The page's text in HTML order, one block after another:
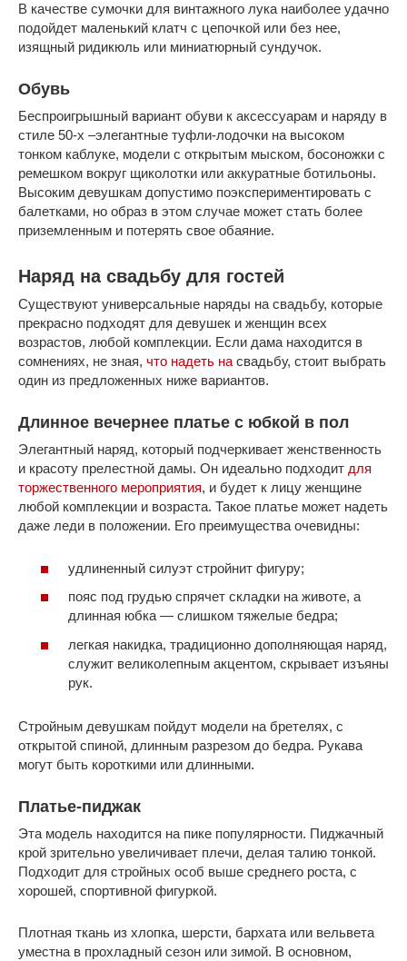
В качестве сумочки для винтажного лука наиболее удачно
подойдет маленький клатч с цепочкой или без нее,
изящный ридикюль или миниатюрный сундучок.
Обувь
Беспроигрышный вариант обуви к аксессуарам и наряду в
стиле 50-х –элегантные туфли-лодочки на высоком
тонком каблуке, модели с открытым мыском, босоножки с
ремешком вокруг щиколотки или аккуратные ботильоны.
Высоким девушкам допустимо поэкспериментировать с
балетками, но образ в этом случае может стать более
приземленным и потерять свое обаяние.
Наряд на свадьбу для гостей
Существуют универсальные наряды на свадьбу, которые
прекрасно подходят для девушек и женщин всех
возрастов, любой комплекции. Если дама находится в
сомнениях, не зная, что надеть на свадьбу, стоит выбрать
один из предложенных ниже вариантов.
Длинное вечернее платье с юбкой в пол
Элегантный наряд, который подчеркивает женственность
и красоту прелестной дамы. Он идеально подходит для
торжественного мероприятия, и будет к лицу женщине
любой комплекции и возраста. Такое платье может надеть
даже леди в положении. Его преимущества очевидны:
удлиненный силуэт стройнит фигуру;
пояс под грудью спрячет складки на животе, а
длинная юбка — слишком тяжелые бедра;
легкая накидка, традиционно дополняющая наряд,
служит великолепным акцентом, скрывает изъяны
рук.
Стройным девушкам пойдут модели на бретелях, с
открытой спиной, длинным разрезом до бедра. Рукава
могут быть короткими или длинными.
Платье-пиджак
Эта модель находится на пике популярности. Пиджачный
крой зрительно увеличивает плечи, делая талию тонкой.
Подходит для стройных особ выше среднего роста, с
хорошей, спортивной фигуркой.
Плотная ткань из хлопка, шерсти, бархата или вельвета
уместна в прохладный сезон или зимой. В основном,